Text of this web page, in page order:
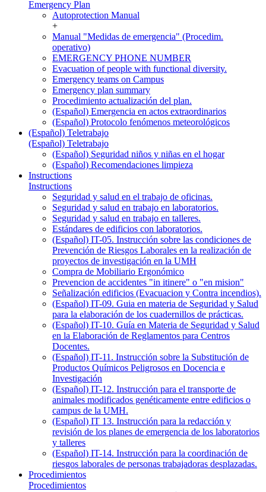
Emergency Plan
Autoprotection Manual
+
Manual "Medidas de emergencia" (Procedim.
operativo)
EMERGENCY PHONE NUMBER
Evacuation of people with functional diversity.
Emergency teams on Campus
Emergency plan summary
Procedimiento actualización del plan.
(Español) Emergencia en actos extraordinarios
(Español) Protocolo fenómenos meteorológicos
(Español) Teletrabajo
(Español) Teletrabajo
(Español) Seguridad niños y niñas en el hogar
(Español) Recomendaciones limpieza
Instructions
Instructions
Seguridad y salud en el trabajo de oficinas.
Seguridad y salud en trabajo en laboratorios.
Seguridad y salud en trabajo en talleres.
Estándares de edificios con laboratorios.
(Español) IT-05. Instrucción sobre las condiciones de
Prevención de Riesgos Laborales en la realización de
proyectos de investigación en la UMH
Compra de Mobiliario Ergonómico
Prevencion de accidentes "in itinere" o "en mision"
Señalización edificios (Evacuacion y Contra incendios).
(Español) IT-09. Guia en materia de Seguridad y Salud
para la elaboración de los cuadernillos de prácticas.
(Español) IT-10. Guía en Materia de Seguridad y Salud
en la Elaboración de Reglamentos para Centros
Docentes.
(Español) IT-11. Instrucción sobre la Substitución de
Productos Químicos Peligrosos en Docencia e
Investigación
(Español) IT-12. Instrucción para el transporte de
animales modificados genéticamente entre edificios o
campus de la UMH.
(Español) IT 13. Instrucción para la redacción y
revisión de los planes de emergencia de los laboratorios
y talleres
(Español) IT-14. Instrucción para la coordinación de
riesgos laborales de personas trabajadoras desplazadas.
Procedimientos
Procedimientos